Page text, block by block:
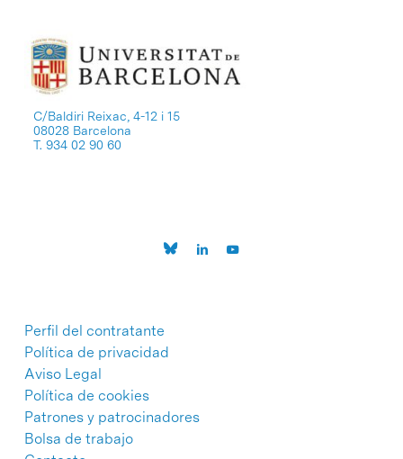
C/Baldiri Reixac, 4-12 i 15
08028 Barcelona
T. 934 02 90 60
Perfil del contratante
Política de privacidad
Aviso Legal
Política de cookies
Patrones y patrocinadores
Bolsa de trabajo